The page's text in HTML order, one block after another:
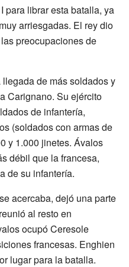
para librar esta batalla, ya
arriesgadas. El rey dio
preocupaciones de
de más soldados y
Carignano. Su ejército
de infantería,
(soldados con armas de
y 1.000 jinetes. Ávalos
débil que la francesa,
de su infantería.
acercaba, dejó una parte
al resto en
ocupó Ceresole
francesas. Enghien
lugar para la batalla.